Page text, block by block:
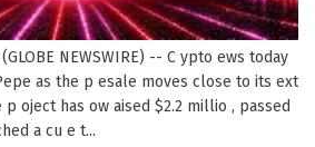
NEWSWIRE) -- C ypto ews today
as the p esale moves close to its ext
p oject has ow aised $2.2 millio , passed
a cu e t...